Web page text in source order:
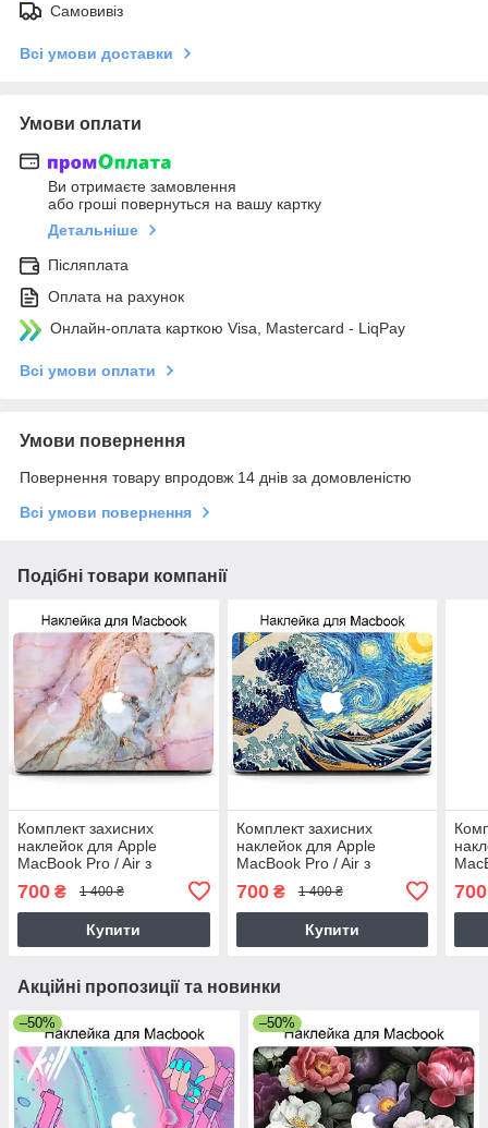
Самовивіз
Всі умови доставки
Умови оплати
Ви отримаєте замовлення
або гроші повернуться на вашу картку
Детальніше
Післяплата
Оплата на рахунок
Онлайн-оплата карткою Visa, Mastercard - LiqPay
Всі умови оплати
Умови повернення
Повернення товару впродовж 14 днів за домовленістю
Всі умови повернення
Подібні товари компанії
Комплект захисних
наклейок для Apple
MacBook Pro / Air з
принтом Мармур (Marble)
700 ₴ 1 400 ₴
Купити
Комплект захисних
наклейок для Apple
MacBook Pro / Air з
принтом Нагасакі Велика
Хвиля і Ван Гог Зоряна Ніч
Nagasaki
700₴ 1 400 ₴
Купити
art)
700
Акційні пропозиції та новинки
–50% –50%